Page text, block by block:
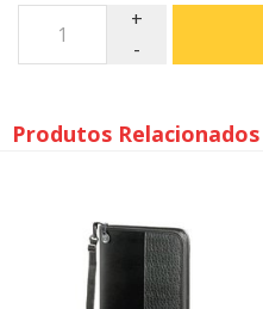
Produtos Relacionados